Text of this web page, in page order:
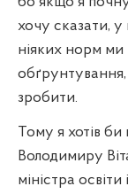
хочу сказати, у
ніяких норм ми
зробити.
Тому я хотів
Володимиру
міністра